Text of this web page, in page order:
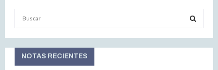
h
S
NOTAS RECIENTES